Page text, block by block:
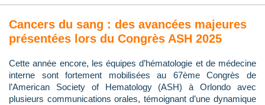
Cancers du sang : des avancées majeures
présentées lors du Congrès ASH 2025
Cette année encore, les équipes d’hématologie et de médecine
interne sont fortement mobilisées au 67ème Congrès de
l’American Society of Hematology (ASH) à Orlondo avec
plusieurs communications orales, témoignant d’une dynamique